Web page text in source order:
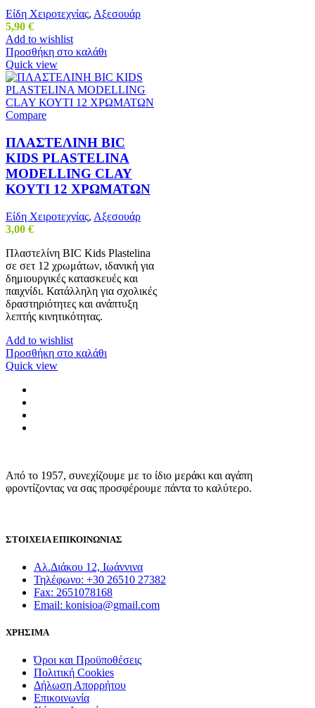
Είδη Χειροτεχνίας, Αξεσουάρ
5,90 €
Add to wishlist
Προσθήκη στο καλάθι
Quick view
Compare
ΠΛΑΣΤΕΛΙΝΗ BIC
KIDS PLASTELINA
MODELLING CLAY
ΚΟΥΤΙ 12 ΧΡΩΜΑΤΩΝ
Είδη Χειροτεχνίας, Αξεσουάρ
3,00 €
Πλαστελίνη BIC Kids Plastelina
σε σετ 12 χρωμάτων, ιδανική για
δημιουργικές κατασκευές και
παιχνίδι. Κατάλληλη για σχολικές
δραστηριότητες και ανάπτυξη
λεπτής κινητικότητας.
Add to wishlist
Προσθήκη στο καλάθι
Quick view
Από το 1957, συνεχίζουμε με το ίδιο μεράκι και αγάπη
φροντίζοντας να σας προσφέρουμε πάντα το καλύτερο.
ΣΤΟΙΧΕΙΑ ΕΠΙΚΟΙΝΩΝΙΑΣ
Αλ.Διάκου 12, Ιωάννινα
Τηλέφωνο: +30 26510 27382
Fax: 2651078168
Email: konisioa@gmail.com
ΧΡΗΣΙΜΑ
Όροι και Προϋποθέσεις
Πολιτική Cookies
Δήλωση Απορρήτου
Επικοινωνία